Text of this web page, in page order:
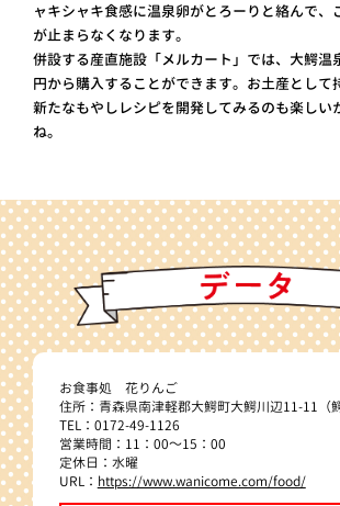
ャキシャキ食感に温泉卵がとろーりと絡んで、
が止まらなくなります。
併設する産直施設「メルカート」では、大鰐温
円から購入することができます。お土産として
新たなもやしレシピを開発してみるのも楽しい
ね。
お食事処 花りんご
住所：青森県南津軽郡大鰐町大鰐川辺11-11（
TEL：0172-49-1126
営業時間：11：00～15：00
定休日：水曜
URL： https://www.wanicome.com/food/